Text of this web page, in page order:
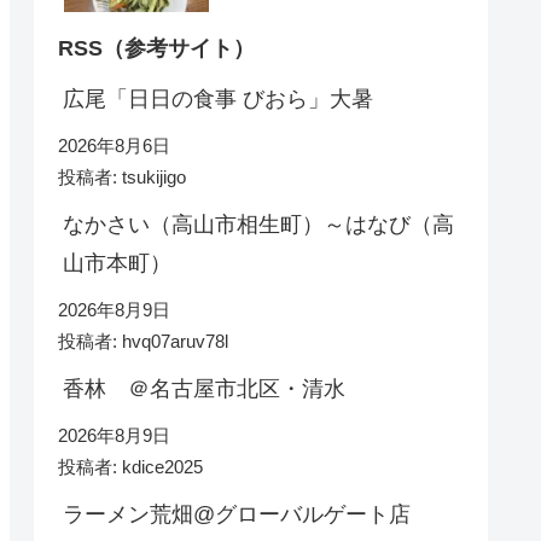
RSS（参考サイト）
広尾「日日の食事 びおら」大暑
2026年8月6日
投稿者: tsukijigo
なかさい（高山市相生町）～はなび（高
山市本町）
2026年8月9日
投稿者: hvq07aruv78l
香林 ＠名古屋市北区・清水
2026年8月9日
投稿者: kdice2025
ラーメン荒畑@グローバルゲート店